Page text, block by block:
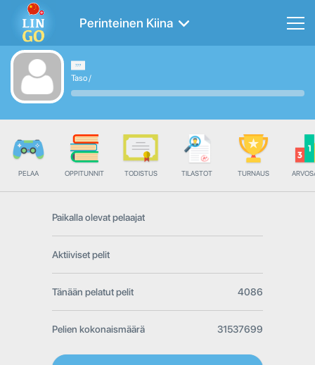
Perinteinen Kiina
Taso/
PELAA OPPITUNNIT TODISTUS TILASTOT TURNAUS
Paikalla olevat pelaajat
Aktiiviset pelit
Tänään pelatut pelit 4086
Pelien kokonaismäärä 31537699